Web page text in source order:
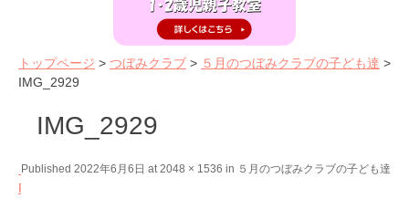
トップページ > つぼみクラブ > ５月のつぼみクラブの子ども達 >
IMG_2929
IMG_2929
Published 2022年6月6日 at 2048 × 1536 in ５月のつぼみクラブの子ども達
←
P
N
e